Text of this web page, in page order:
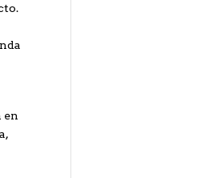
en